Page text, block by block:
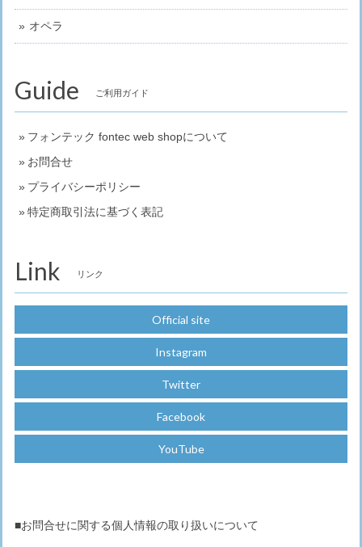
オペラ
Guide ご利用ガイド
フォンテック fontec web shopについて
お問合せ
プライバシーポリシー
特定商取引法に基づく表記
Link リンク
Official site
Instagram
Twitter
Facebook
YouTube
■お問合せに関する個人情報の取り扱いについて